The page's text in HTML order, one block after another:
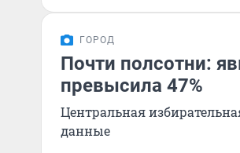
ГОРОД
Почти полсотни:
превысила 47%
Центральная
данные